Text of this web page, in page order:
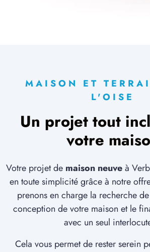
MAISON ET
L'OISE
Un projet tout
votre
Votre projet de maison neuveà
en toute simplicité grâce à notre
prenons en charge la recherche
conception de votre maison et le
avec un seul
Cela vous permet de rester serein